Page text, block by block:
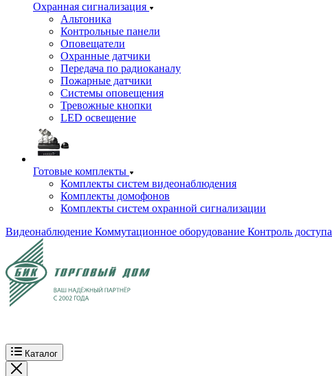
Охранная сигнализация
Альтоника
Контрольные панели
Оповещатели
Охранные датчики
Передача по радиоканалу
Пожарные датчики
Системы оповещения
Тревожные кнопки
LED освещение
Готовые комплекты
Комплекты систем видеонаблюдения
Комплекты домофонов
Комплекты систем охранной сигнализации
Видеонаблюдение Коммутационное оборудование Контроль доступа
Каталог